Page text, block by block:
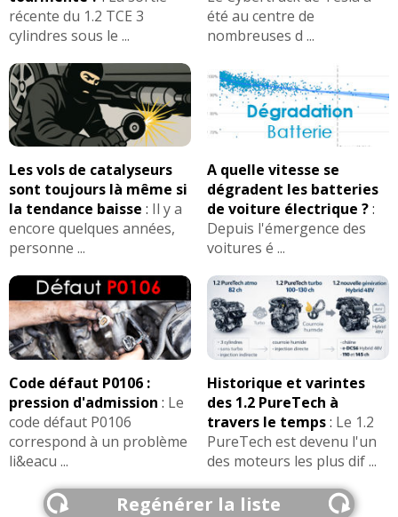
récente du 1.2 TCE 3
cylindres sous le ...
été au centre de
nombreuses d ...
Les vols de catalyseurs
sont toujours là même si
la tendance baisse : Il y a
encore quelques années,
personne ...
A quelle vitesse se
dégradent les batteries
de voiture électrique ?:
Depuis l'émergence des
voitures é ...
Code défaut P0106 :
pression d'admission : Le
code défaut P0106
correspond à un problème
li&eacu ...
Historique et varintes
des 1.2 PureTech à
travers le temps: Le 1.2
PureTech est devenu l'un
des moteurs les plus dif ...
Regénérer la liste